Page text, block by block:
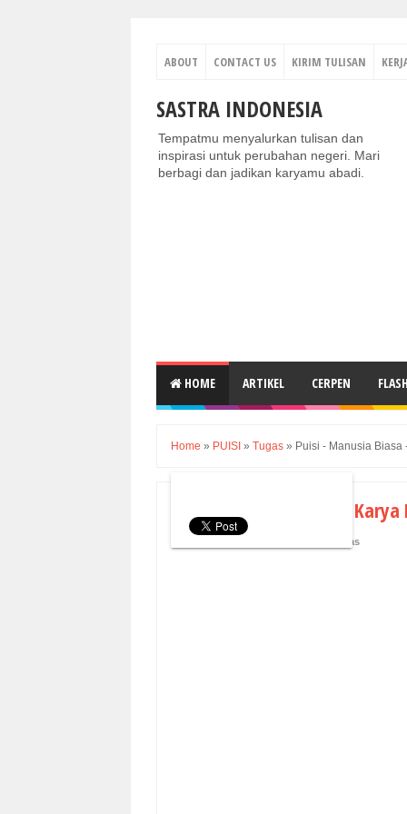
ABOUT CONTACT US KIRIM TULISAN
SASTRA INDONESIA
Tempatmu menyalurkan tulisan dan
inspirasi untuk perubahan negeri. Mari
berbagi dan jadikan karyamu abadi.
HOME ARTIKEL CERPEN
Home » PUISI » Tugas » Puisi - Manusia
Puisi - Manusia Biasa -
Tugas